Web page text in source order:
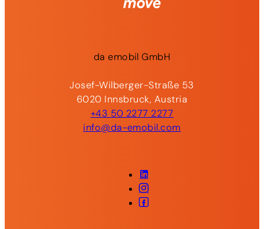
daemobilGmbH
Josef-Wilberger-Straße 53
6020 Innsbruck, Austria
+43 50 2277 2277
info@da-emobil.com
LinkedIn
Instagram
Facebook